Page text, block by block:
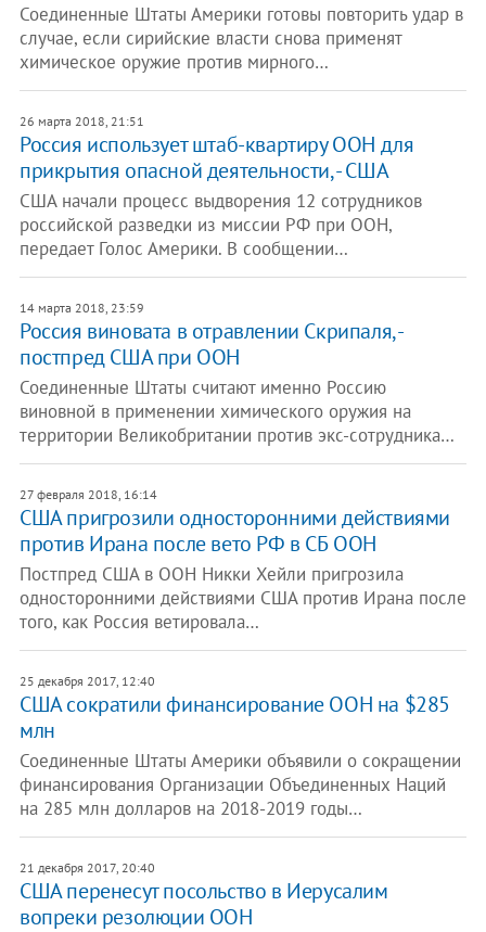
Соединенные Штаты Америки готовы повторить удар в
случае, если сирийские власти снова применят
химическое оружие против мирного…
26 марта 2018, 21:51
Россия использует штаб-квартиру ООН для
прикрытия опасной деятельности, - США
США начали процесс выдворения 12 сотрудников
российской разведки из миссии РФ при ООН,
передает Голос Америки. В сообщении…
14 марта 2018, 23:59
Россия виновата в отравлении Скрипаля, -
постпред США при ООН
Соединенные Штаты считают именно Россию
виновной в применении химического оружия на
территории Великобритании против экс-сотрудника…
27 февраля 2018, 16:14
США пригрозили односторонними действиями
против Ирана после вето РФ в СБ ООН
Постпред США в ООН Никки Хейли пригрозила
односторонними действиями США против Ирана после
того, как Россия ветировала…
25 декабря 2017, 12:40
США сократили финансирование ООН на $285
млн
Соединенные Штаты Америки объявили о сокращении
финансирования Организации Объединенных Наций
на 285 млн долларов на 2018-2019 годы…
21 декабря 2017, 20:40
США перенесут посольство в Иерусалим
вопреки резолюции ООН